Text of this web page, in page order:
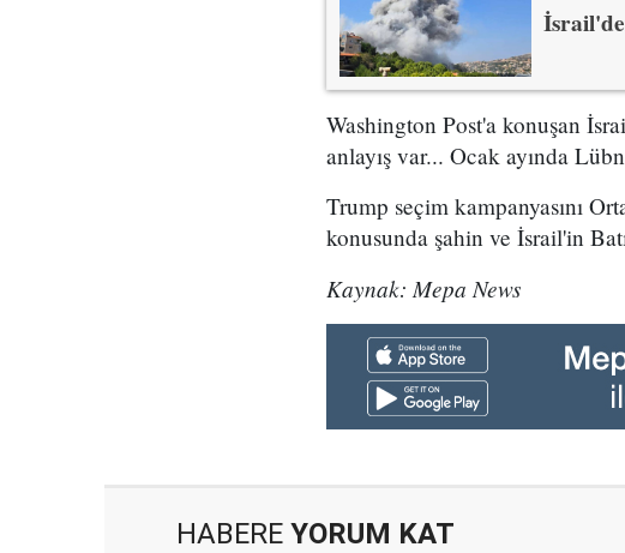
Washington Post'a konuşan
anlayış var... Ocak ayında
Trump seçim kampanyasını
konusunda şahin ve İsrail'in
Kaynak: Mepa News
HABERE YORUM KAT